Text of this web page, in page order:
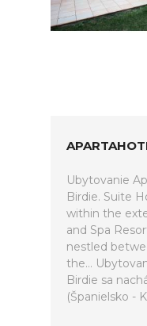
Ubytovanie
Birdie. Suite
within the
and Spa
nestled
the...
Birdie sa
(Španielsko -